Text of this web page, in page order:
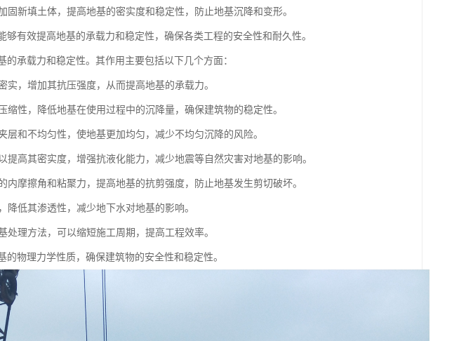
新填土体，提高地基的密实度和稳定性，防止地基沉降和变形。
有效提高地基的承载力和稳定性，确保各类工程的安全性和耐久性。
承载力和稳定性。其作用主要包括以下几个方面：
，增加其抗压强度，从而提高地基的承载力。
性，降低地基在使用过程中的沉降量，确保建筑物的稳定性。
和不均匀性，使地基更加均匀，减少不均匀沉降的风险。
高其密实度，增强抗液化能力，减少地震等自然灾害对地基的影响。
摩擦角和粘聚力，提高地基的抗剪强度，防止地基发生剪切破坏。
低其渗透性，减少地下水对地基的影响。
理方法，可以缩短施工周期，提高工程效率。
物理力学性质，确保建筑物的安全性和稳定性。